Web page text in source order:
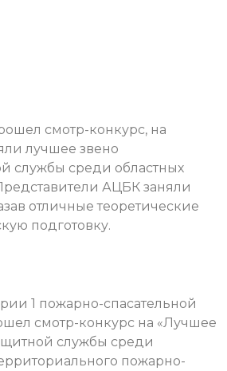
смотр-конкурс, на
лучшее звено
службы среди областных
АЦБК заняли
отличные теоретические
подготовку.
1 пожарно-спасательной
смотр-конкурс на «Лучшее
службы среди
пожарно-